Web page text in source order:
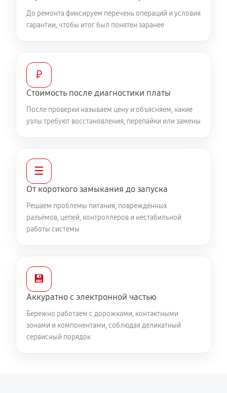
До ремонта фиксируем перечень операций и условия
гарантии, чтобы итог был понятен заранее
₽
Стоимость после диагностики платы
После проверки называем цену и объясняем, какие
узлы требуют восстановления, перепайки или замены
☰
От короткого замыкания до запуска
Решаем проблемы питания, повреждённых
разъёмов, цепей, контроллеров и нестабильной
работы системы
💾
Аккуратно с электронной частью
Бережно работаем с дорожками, контактными
зонами и компонентами, соблюдая деликатный
сервисный порядок